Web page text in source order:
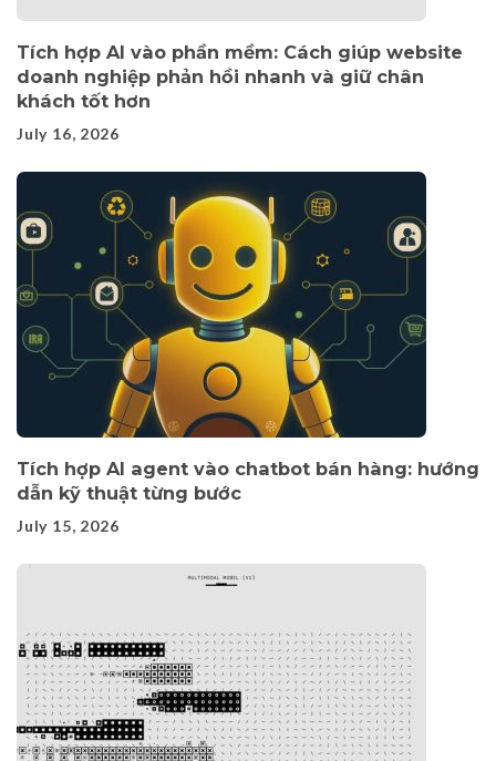
Tích hợp AI vào phần mềm: Cách giúp website
doanh nghiệp phản hồi nhanh và giữ chân
khách tốt hơn
July 16, 2026
Tích hợp AI agent vào chatbot bán hàng: hướng
dẫn kỹ thuật từng bước
July 15, 2026